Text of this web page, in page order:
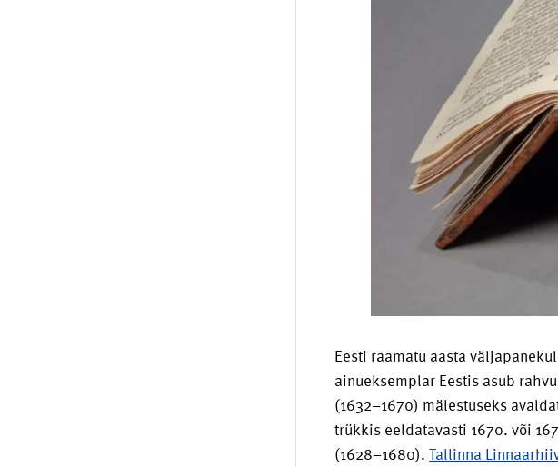
Eesti raamatu aasta
ainueksemplar Eestis asub
(1632–1670) mälestuseks
trükkis eeldatavasti 1670. või
(1628–1680).Tallinna